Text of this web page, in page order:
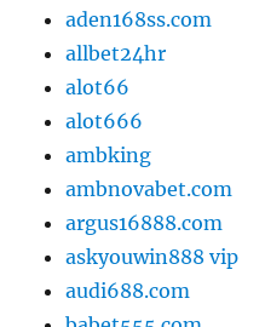
aden168ss.com
allbet24hr
alot66
alot666
ambking
ambnovabet.com
argus16888.com
askyouwin888 vip
audi688.com